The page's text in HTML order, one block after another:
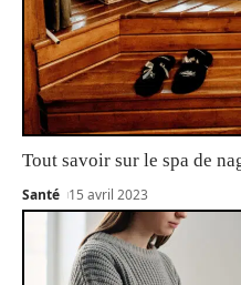
Tout savoir sur le spa de
Santé 15 avril 2023